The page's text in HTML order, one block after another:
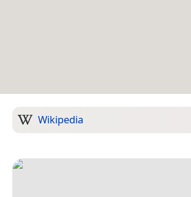
Wikipedia